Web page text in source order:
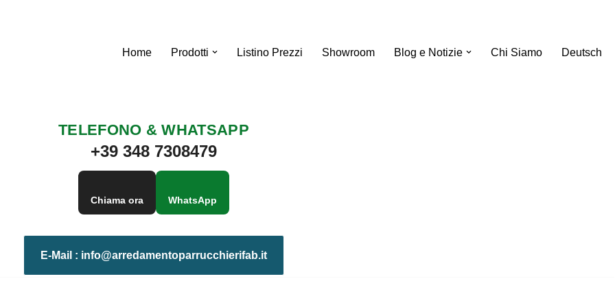
Home Prodotti Listino Prezzi Showroom Blog e Notizie Chi Siamo Deutsch
TELEFONO & WHATSAPP
+39 348 7308479
Chiama ora WhatsApp
E-Mail : info@arredamentoparrucchierifab.it